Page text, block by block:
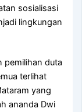
sosialisasi
lingkungan
pemilihan duta
terlihat
yang
ananda Dwi